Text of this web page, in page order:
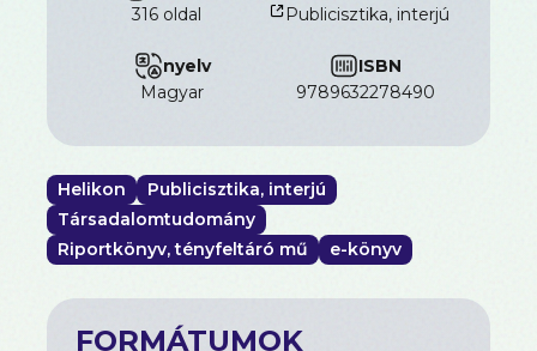
316 oldal
Publicisztika, interjú
nyelv
magyar
ISBN
9789632278490
Helikon
Publicisztika, interjú
Társadalomtudomány
Riportkönyv, tényfeltáró mű
e-könyv
FORMÁTUMOK